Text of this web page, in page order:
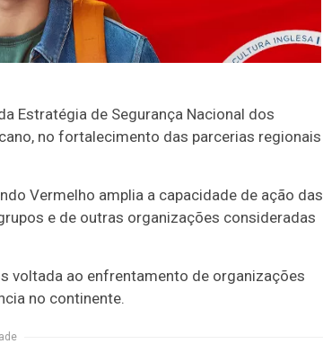
Estratégia de Segurança Nacional dos
no fortalecimento das parcerias regionais
Vermelho amplia a capacidade de ação das
e de outras organizações consideradas
voltada ao enfrentamento de organizações
no continente.